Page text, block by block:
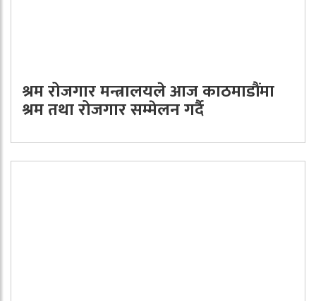
श्रम रोजगार मन्त्रालयले आज काठमाडौंमा
श्रम तथा रोजगार सम्मेलन गर्दै